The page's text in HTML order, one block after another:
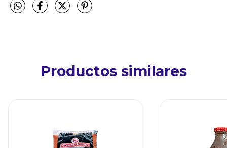
Productos similares